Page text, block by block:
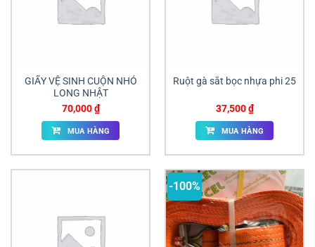
GIẤY VỆ SINH CUỘN NHỎ
LONG NHẬT
70,000₫
MUA HÀNG
Ruột gà sắt bọc nhựa phi 25
37,500₫
MUA HÀNG
-100%